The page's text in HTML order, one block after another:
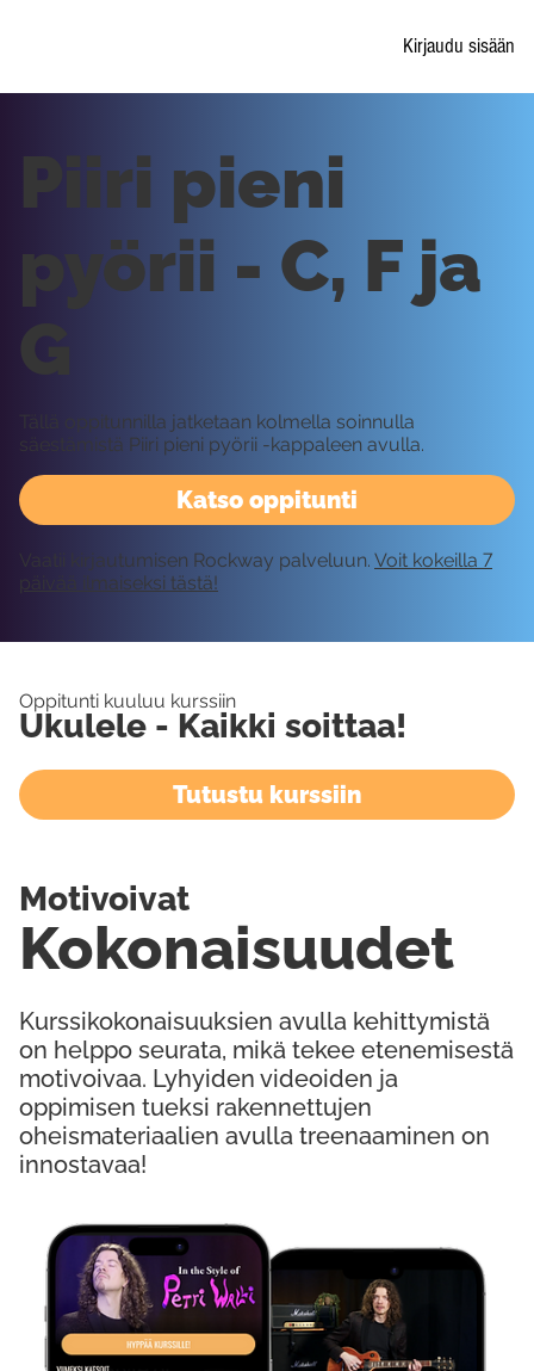
Kirjaudu sisään
Katso oppitunti
Piiri pieni
pyörii - C, F ja
G
Tällä oppitunnilla jatketaan kolmella soinnulla
säestämistä Piiri pieni pyörii -kappaleen avulla.
Vaatii kirjautumisen Rockway palveluun. Voit kokeilla 7
päivää ilmaiseksi tästä!
Oppitunti kuuluu kurssiin
Ukulele - Kaikki soittaa!
Tutustu kurssiin
Kurssikokonaisuuksien avulla kehittymistä
on helppo seurata, mikä tekee etenemisestä
motivoivaa. Lyhyiden videoiden ja
oppimisen tueksi rakennettujen
oheismateriaalien avulla treenaaminen on
innostavaa!
Kokonaisuudet
Motivoivat